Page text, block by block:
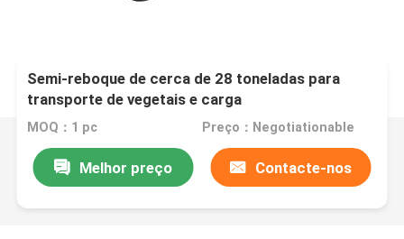
Semi-reboque de cerca de 28 toneladas para
transporte de vegetais e carga
MOQ：1 pc Preço：Negotiationable
Melhor preço Contacte-nos